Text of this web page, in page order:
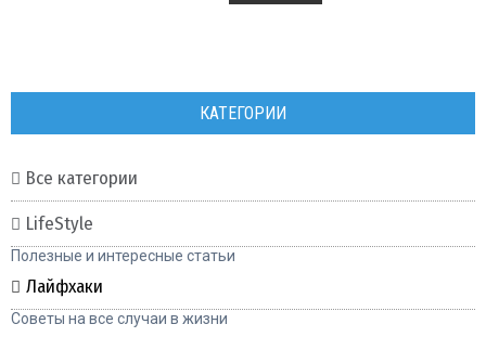
КАТЕГОРИИ
Все категории
LifeStyle
Полезные и интересные статьи
Лайфхаки
Советы на все случаи в жизни